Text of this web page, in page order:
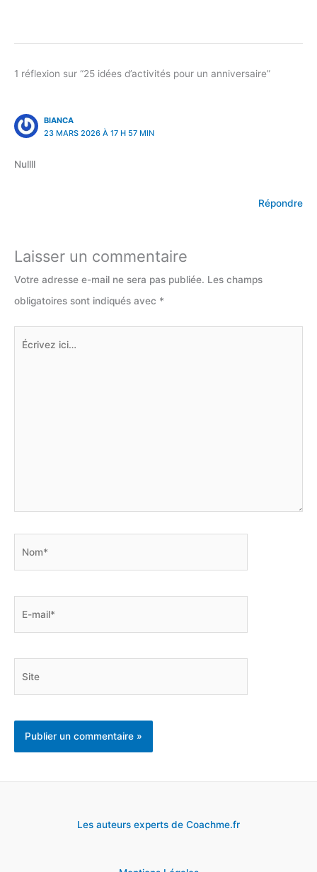
1 réflexion sur “25 idées d’activités pour un anniversaire”
BIANCA
23 MARS 2026 À 17 H 57 MIN
Nullll
Répondre
Laisser un commentaire
Votre adresse e-mail ne sera pas publiée. Les champs
obligatoires sont indiqués avec *
Les auteurs experts de Coachme.fr